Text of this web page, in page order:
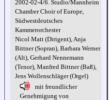
2002-02-4/6. Studio/Mannheim
Chamber Choir of Europe,
Südwestdeutsches
Kammerorchester
Nicol Matt (Dirigent), Anja
Bittner (Sopran), Barbara Werner
(Alt), Gerhard Nennemann
(Tenor), Manfred Bittner (Baß),
Jens Wollenschläger (Orgel)
mit freundlicher
Genehmigung von